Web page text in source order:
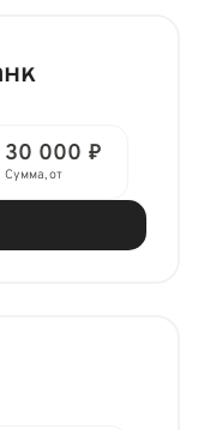
30 000 ₽
Сумма, от